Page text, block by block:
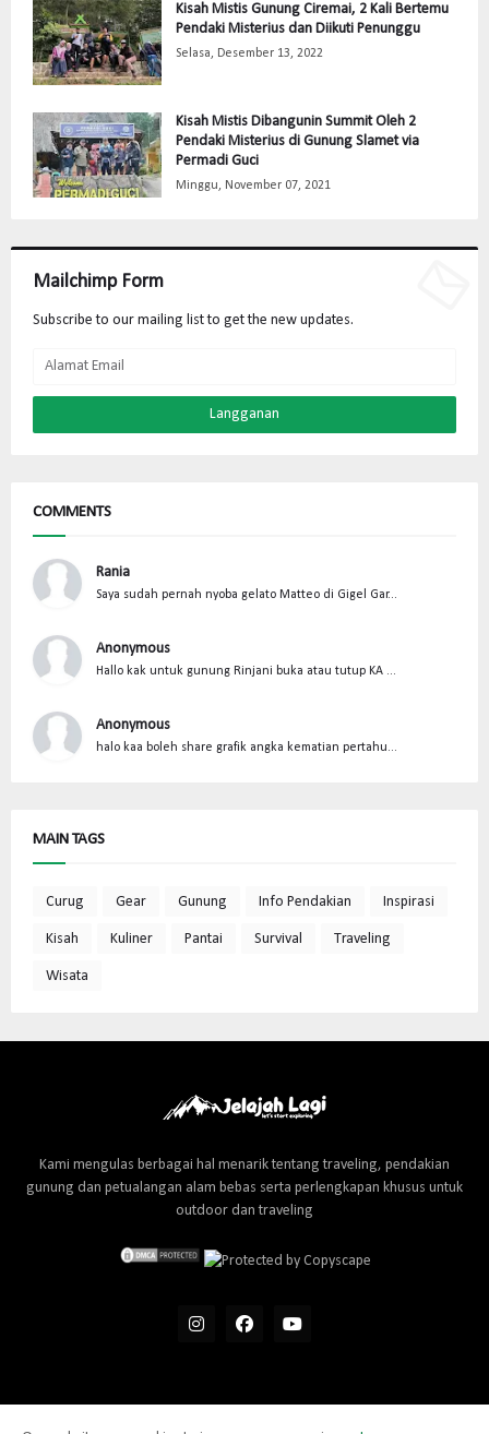
Kisah Mistis Gunung Ciremai, 2 Kali Bertemu
Pendaki Misterius dan Diikuti Penunggu
Selasa, Desember 13, 2022
Kisah Mistis Dibangunin Summit Oleh 2
Pendaki Misterius di Gunung Slamet via
Permadi Guci
Minggu, November 07, 2021
Mailchimp Form
Subscribe to our mailing list to get the new updates.
COMMENTS
Rania
Saya sudah pernah nyoba gelato Matteo di Gigel Gar...
Anonymous
Hallo kak untuk gunung Rinjani buka atau tutup KA ...
Anonymous
halo kaa boleh share grafik angka kematian pertahu...
MAIN TAGS
Curug Gear Gunung Info Pendakian Inspirasi
Kisah Kuliner Pantai Survival Traveling
Wisata
Kami mengulas berbagai hal menarik tentang traveling, pendakian
gunung dan petualangan alam bebas serta perlengkapan khusus untuk
outdoor dan traveling
Home Contact Us